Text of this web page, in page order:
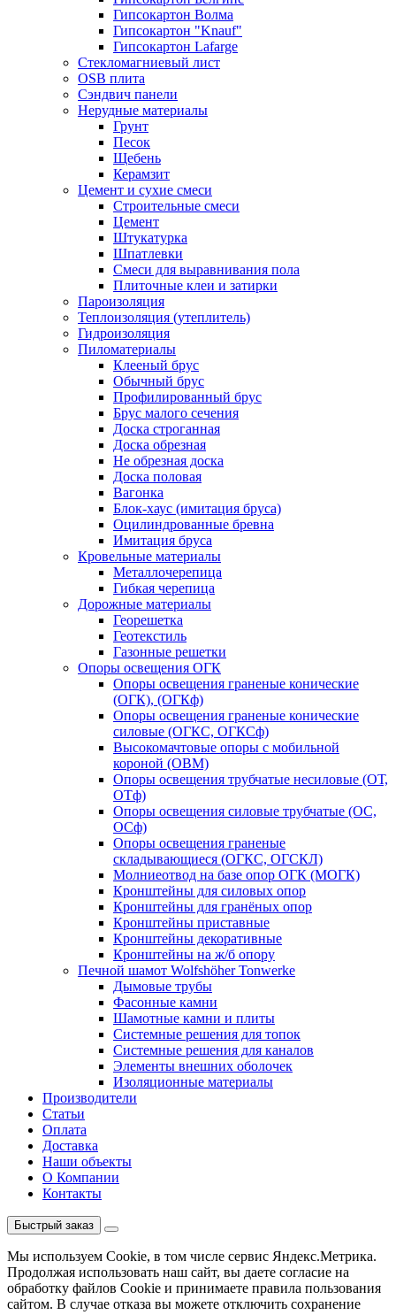
Гипсокартон Волма
Гипсокартон "Knauf"
Гипсокартон Lafarge
Стекломагниевый лист
OSB плита
Сэндвич панели
Нерудные материалы
Грунт
Песок
Щебень
Керамзит
Цемент и сухие смеси
Строительные смеси
Цемент
Штукатурка
Шпатлевки
Смеси для выравнивания пола
Плиточные клеи и затирки
Пароизоляция
Теплоизоляция (утеплитель)
Гидроизоляция
Пиломатериалы
Клееный брус
Обычный брус
Профилированный брус
Брус малого сечения
Доска строганная
Доска обрезная
Не обрезная доска
Доска половая
Вагонка
Блок-хаус (имитация бруса)
Оцилиндрованные бревна
Имитация бруса
Кровельные материалы
Металлочерепица
Гибкая черепица
Дорожные материалы
Георешетка
Геотекстиль
Газонные решетки
Опоры освещения ОГК
Опоры освещения граненые конические
(ОГК), (ОГКф)
Опоры освещения граненые конические
силовые (ОГКС, ОГКСф)
Высокомачтовые опоры с мобильной
короной (ОВМ)
Опоры освещения трубчатые несиловые (ОТ,
ОТф)
Опоры освещения силовые трубчатые (ОС,
ОСф)
Опоры освещения граненые
складывающиеся (ОГКС, ОГСКЛ)
Молниеотвод на базе опор ОГК (МОГК)
Кронштейны для силовых опор
Кронштейны для гранёных опор
Кронштейны приставные
Кронштейны декоративные
Кронштейны на ж/б опору
Печной шамот Wolfshöher Tonwerke
Дымовые трубы
Фасонные камни
Шамотные камни и плиты
Системные решения для топок
Системные решения для каналов
Элементы внешних оболочек
Изоляционные материалы
Производители
Статьи
Оплата
Доставка
Наши объекты
О Компании
Контакты
Быстрый заказ
Мы используем Cookie, в том числе сервис Яндекс.Метрика.
Продолжая использовать наш сайт, вы даете согласие на
обработку файлов Cookie и принимаете правила пользования
сайтом. В случае отказа вы можете отключить сохранение